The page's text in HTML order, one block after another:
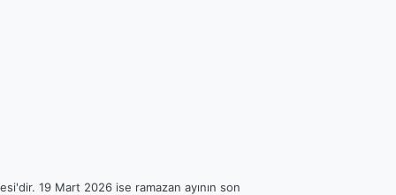
19 Mart 2026 ise ramazan ayının son